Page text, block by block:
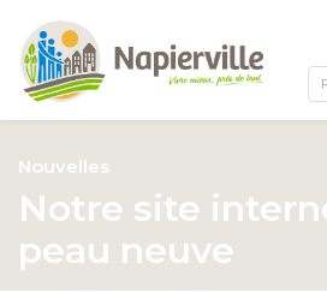
(Municipalité )
(Services )
(Environnement )
Nouvelles
Notre site
peau neuve